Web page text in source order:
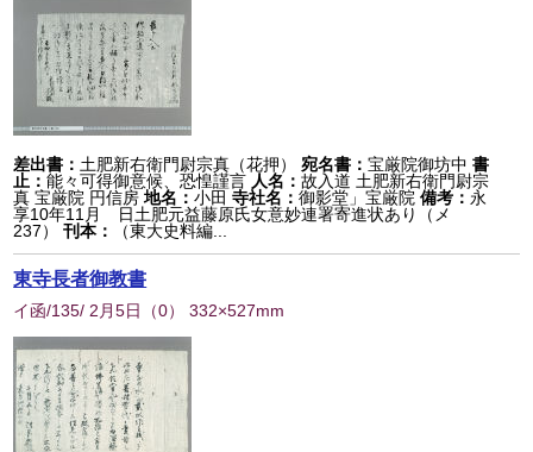
差出書： 土肥新右衛門尉宗真（花押） 宛名書：宝厳院御坊中 書
止：能々可得御意候、恐惶謹言 人名：故入道 土肥新右衛門尉宗
真 宝厳院 円信房 地名：小田 寺社名：御影堂」宝厳院 備考： 永
享10年11月 日土肥元益藤原氏女意妙連署寄進状あり（メ
237）
刊本： （東大史料編...
東寺長者御教書
イ函/135/ 2月5日 （0） 332×527mm